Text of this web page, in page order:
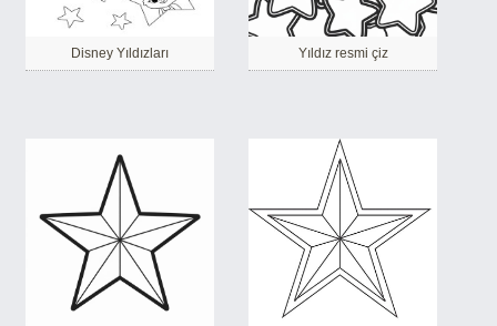
Disney Yıldızları Yıldız resmi çiz